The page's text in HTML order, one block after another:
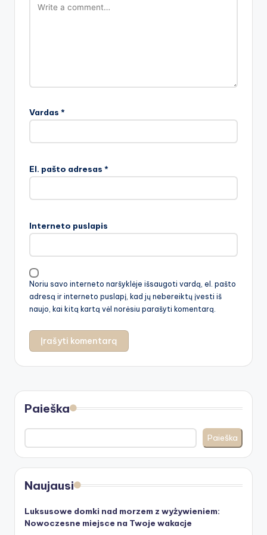
Vardas *
El. pašto adresas *
Interneto puslapis
Noriu savo interneto naršyklėje išsaugoti vardą, el. pašto
adresą ir interneto puslapį, kad jų nebereiktų įvesti iš
naujo, kai kitą kartą vėl norėsiu parašyti komentarą.
Paieška
Paieška
Naujausi
Luksusowe domki nad morzem z wyżywieniem:
Nowoczesne miejsce na Twoje wakacje